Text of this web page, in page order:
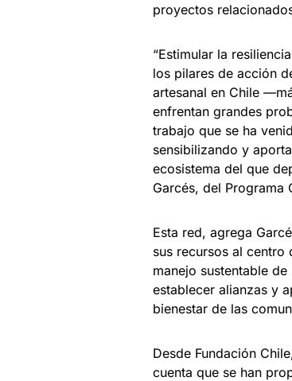
proyectos
“Estimular la
los pilares de acción
artesanal en Chile
enfrentan grandes
trabajo que se ha
sensibilizando y
ecosistema del que
Garcés, del Programa
Esta red, agrega
sus recursos al
manejo sustentable
establecer alianzas y
bienestar de las
Desde Fundación
cuenta que se han